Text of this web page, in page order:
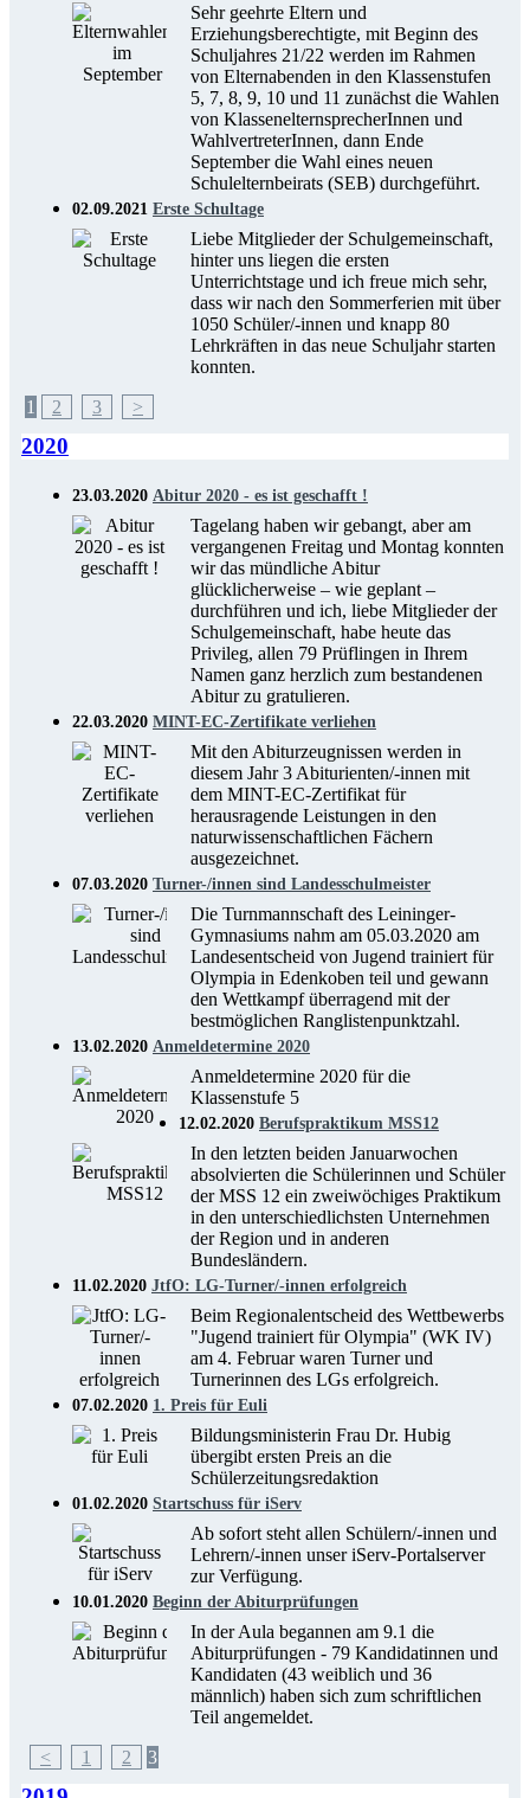
Sehr geehrte Eltern und
Erziehungsberechtigte, mit Beginn des
Schuljahres 21/22 werden im Rahmen
von Elternabenden in den Klassenstufen
5, 7, 8, 9, 10 und 11 zunächst die Wahlen
von KlassenelternsprecherInnen und
WahlvertreterInnen, dann Ende
September die Wahl eines neuen
Schulelternbeirats (SEB) durchgeführt.
02.09.2021 Erste Schultage
Liebe Mitglieder der Schulgemeinschaft,
hinter uns liegen die ersten
Unterrichtstage und ich freue mich sehr,
dass wir nach den Sommerferien mit über
1050 Schüler/-innen und knapp 80
Lehrkräften in das neue Schuljahr starten
konnten.
1
2 3 >
2020
23.03.2020 Abitur 2020 - es ist geschafft !
Tagelang haben wir gebangt, aber am
vergangenen Freitag und Montag konnten
wir das mündliche Abitur
glücklicherweise – wie geplant –
durchführen und ich, liebe Mitglieder der
Schulgemeinschaft, habe heute das
Privileg, allen 79 Prüflingen in Ihrem
Namen ganz herzlich zum bestandenen
Abitur zu gratulieren.
22.03.2020 MINT-EC-Zertifikate verliehen
Mit den Abiturzeugnissen werden in
diesem Jahr 3 Abiturienten/-innen mit
dem MINT-EC-Zertifikat für
herausragende Leistungen in den
naturwissenschaftlichen Fächern
ausgezeichnet.
07.03.2020 Turner-/innen sind Landesschulmeister
Die Turnmannschaft des Leininger-
Gymnasiums nahm am 05.03.2020 am
Landesentscheid von Jugend trainiert für
Olympia in Edenkoben teil und gewann
den Wettkampf überragend mit der
bestmöglichen Ranglistenpunktzahl.
13.02.2020 Anmeldetermine 2020
Anmeldetermine 2020 für die
Klassenstufe 5
12.02.2020 Berufspraktikum MSS12
In den letzten beiden Januarwochen
absolvierten die Schülerinnen und Schüler
der MSS 12 ein zweiwöchiges Praktikum
in den unterschiedlichsten Unternehmen
der Region und in anderen
Bundesländern.
11.02.2020 JtfO: LG-Turner/-innen erfolgreich
Beim Regionalentscheid des Wettbewerbs
"Jugend trainiert für Olympia" (WK IV)
am 4. Februar waren Turner und
Turnerinnen des LGs erfolgreich.
07.02.2020 1. Preis für Euli
Bildungsministerin Frau Dr. Hubig
übergibt ersten Preis an die
Schülerzeitungsredaktion
01.02.2020 Startschuss für iServ
Ab sofort steht allen Schülern/-innen und
Lehrern/-innen unser iServ-Portalserver
zur Verfügung.
10.01.2020 Beginn der Abiturprüfungen
In der Aula begannen am 9.1 die
Abiturprüfungen - 79 Kandidatinnen und
Kandidaten (43 weiblich und 36
männlich) haben sich zum schriftlichen
Teil angemeldet.
<
1 2 3